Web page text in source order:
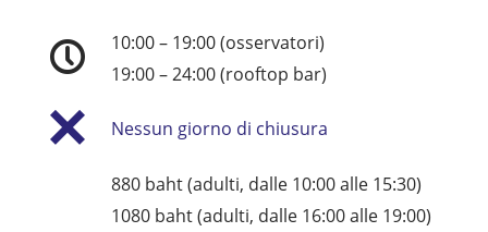
10:00 – 19:00 (osservatori)
19:00 – 24:00 (rooftop bar)
Nessun giorno di chiusura
880 baht (adulti, dalle 10:00 alle 15:30)
1080 baht (adulti, dalle 16:00 alle 19:00)